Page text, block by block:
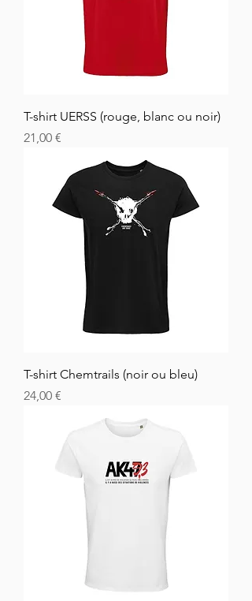
T-shirt UERSS (rouge, blanc ou noir)
Cena
21,00 €
T-shirt Chemtrails (noir ou bleu)
Cena
24,00 €